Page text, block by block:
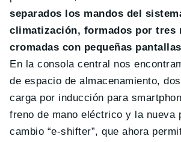
separados los mandos del
climatización, formados por tres
cromadas con pequeñas
En la consola central nos
de espacio de almacenamiento,
carga por inducción para
freno de mano eléctrico y la nueva
cambio “e-shifter”, que ahora